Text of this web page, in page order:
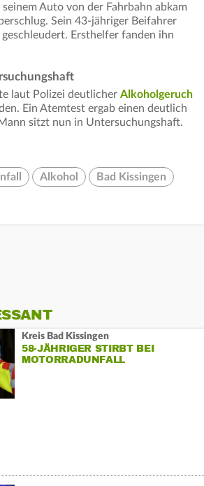
Auto von der Fahrbahn abkam
Sein 43-jähriger Beifahrer
Ersthelfer fanden ihn
laut Polizei deutlicher Alkoholgeruch
Ein Atemtest ergab einen deutlich
sitzt nun in Untersuchungshaft.
Alkohol Bad Kissingen
Kreis Bad Kissingen
58-JÄHRIGER STIRBT BEI
MOTORRADUNFALL